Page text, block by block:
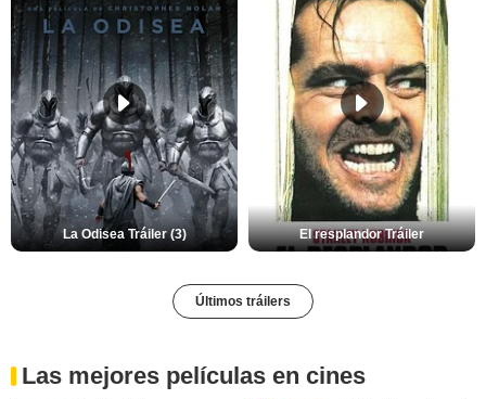
La Odisea Tráiler (3) El resplandor Tráiler
Últimos tráilers
Las mejores películas en cines